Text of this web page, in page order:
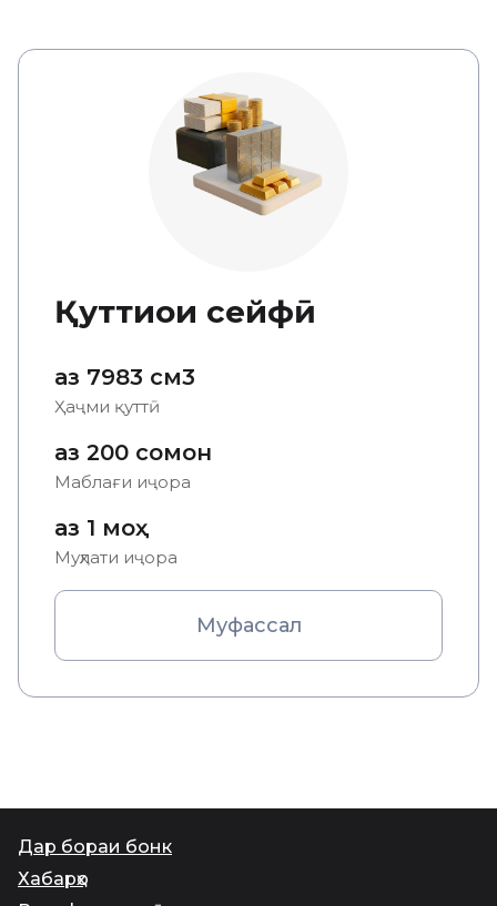
Қуттиҳои сейфӣ
аз 7983 см3
Ҳаҷми қуттӣ
аз 200 сомонӣ
Маблағи иҷора
аз 1 моҳ
Муҳлати иҷора
Муфассал
Дар бораи бонк
Хабарҳо